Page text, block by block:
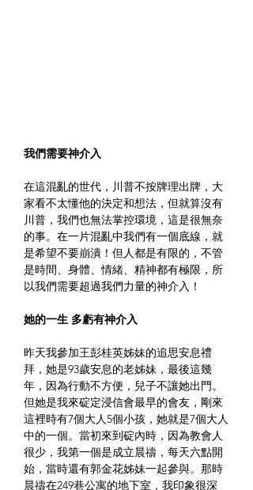
我們需要神介入
在這混亂的世代，川普不按牌理出牌，大
家看不太懂他的決定和想法，但就算沒有
川普，我們也無法掌控環境，這是很無奈
的事。在一片混亂中我們有一個底線，就
是希望不要崩潰！但人都是有限的，不管
是時間、身體、情緒、精神都有極限，所
以我們需要超過我們力量的神介入！
她的一生 多虧有神介入
昨天我參加王彭桂英姊妹的追思安息禮
拜，她是93歲安息的老姊妹，最後這幾
年，因為行動不方便，兒子不讓她出門。
但她是我來碇定浸信會最早的會友，剛來
這裡時有7個大人5個小孩，她就是7個大人
中的一個。當初來到碇內時，因為教會人
很少，我第一個是成立晨禱，每天六點開
始，當時還有郭金花姊妹一起參與。那時
晨禱在249巷公寓的地下室，我印象很深